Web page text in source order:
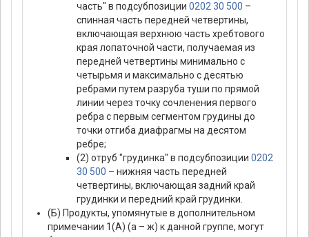
часть" в подсубпозиции 0202 30 500 –
спинная часть передней четвертины,
включающая верхнюю часть хребтового
края лопаточной части, получаемая из
передней четвертины минимально с
четырьмя и максимально с десятью
ребрами путем разруба туши по прямой
линии через точку сочленения первого
ребра с первым сегментом грудины до
точки отгиба диафрагмы на десятом
ребре;
(2) отруб "грудинка" в подсубпозиции 0202
30 500 – нижняя часть передней
четвертины, включающая задний край
грудинки и передний край грудинки.
(Б) Продукты, упомянутые в дополнительном
примечании 1(А) (а – ж) к данной группе, могут